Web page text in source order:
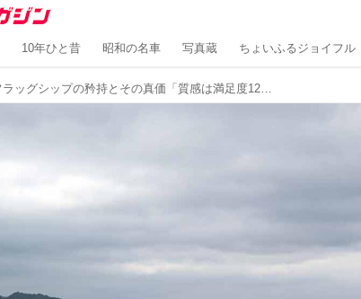
10年ひと昔 昭和の名車 写真蔵 ちょいふるジョイフル
ボルボのフラッグシップの矜持とその真価「質感は満足度120％、走りは想像の斜め上」S90リチャージ／V90リチャージ／XC90リチャージ